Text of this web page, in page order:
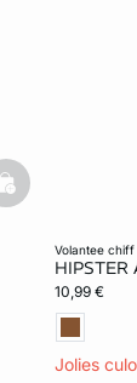
basketfull
volantee chiff
HIPSTER
10,99 €
Jolies